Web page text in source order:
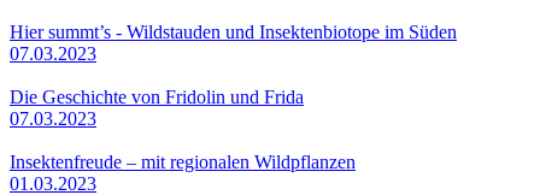
Hier summt’s - Wildstauden und Insektenbiotope im Süden
07.03.2023
Die Geschichte von Fridolin und Frida
07.03.2023
Insektenfreude – mit regionalen Wildpflanzen
01.03.2023